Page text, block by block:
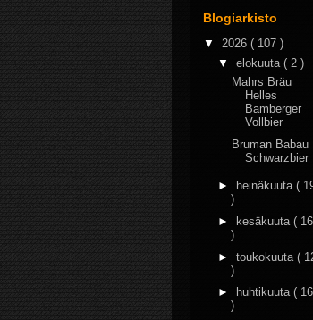
Blogiarkisto
▼ 2026 ( 107 )
▼ elokuuta ( 2 )
Mahrs Bräu
Helles
Bamberger
Vollbier
Bruman Babau
Schwarzbier
► heinäkuuta (
)
►
kesäkuuta ( 16
)
► toukokuuta (
)
►
huhtikuuta ( 16
)